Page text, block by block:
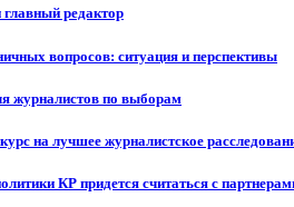
редактор
вопросов: ситуация и перспективы
журналистов по выборам
на лучшее журналистское
КР придется считаться с